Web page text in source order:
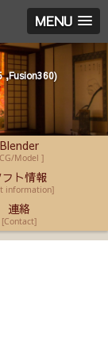
MENU
,Fusion360)
Blender
Model ]
フト情報
information]
連絡
[Contact]